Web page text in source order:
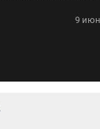
9